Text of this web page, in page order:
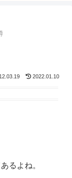
2022.01.10
るよね。